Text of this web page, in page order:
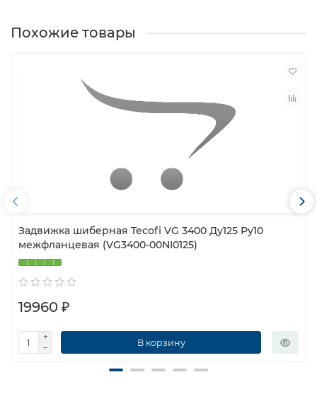
Похожие товары
Задвижка шиберная Tecofi VG 3400 Ду125 Ру10
межфланцевая (VG3400-00NI0125)
19960 ₽
В корзину